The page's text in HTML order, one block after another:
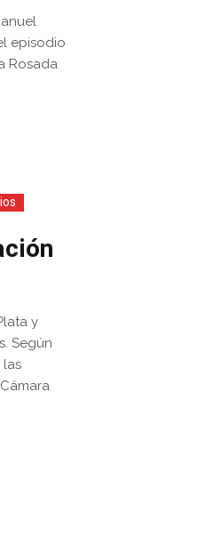
episodio
Rosada
y
Según
las